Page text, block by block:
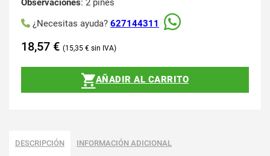
Observaciones: 2 pines
¿Necesitas ayuda? 627144311
18,57 € 15,35 €
AÑADIR AL CARRITO
DESCRIPCIÓN INFORMACIÓN ADICIONAL